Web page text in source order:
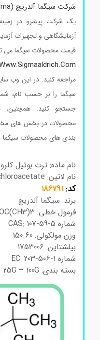
شرکت سیگما آلدریچ (Sigma)
یک شرکت پیشرو در زمینه
آزمایشگاهی و تجهیزات
قیمت محصولات سیگما می
www.sigmaaldrich.com/
مراجعه کنید. در این وب
سیگما را بر حسب نام،
جستجو کنید. همچنین،
محصولات در بخش های
بندی های محصولات سیگما
نام ماده: ترت بوتیل
نام لاتین: tert-Butyl chloroacetate
کد:186791
برند: سیگما آلدریچ
فرمول خطی: ClCH2COOC(CH3)3
شماره CAS: 107-59-5
وزن مولکولی: 150.60
بیلشتاین: 1753006
شماره EC: 203-506-1
بسته بندی: 25G – 100G